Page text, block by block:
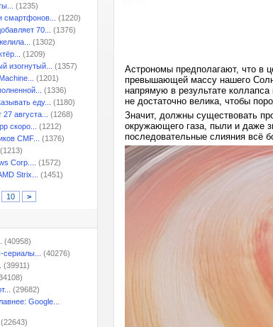
(1235)
смартфонов...
(1220)
70...
(1376)
(1302)
(1209)
изогнутый...
(1357)
(1201)
(1336)
еду...
(1180)
августа...
(1268)
скоро...
(1212)
CMF...
(1376)
(1213)
Corp....
(1572)
Strix...
(1451)
10 >
(40958)
(40276)
(39911)
(29682)
Google...
(22643)
Астрономы предполагают, что в
превышающей массу нашего
напрямую в результате
не достаточно велика, чтобы
Значит, должны существовать
окружающего газа, пыли и даже
последовательные слияния всё